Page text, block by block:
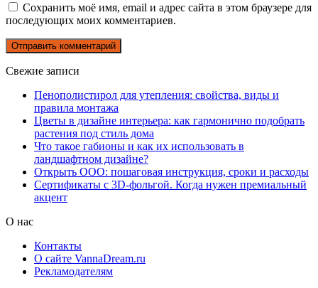
Сохранить моё имя, email и адрес сайта в этом браузере для
последующих моих комментариев.
Свежие записи
Пенополистирол для утепления: свойства, виды и
правила монтажа
Цветы в дизайне интерьера: как гармонично подобрать
растения под стиль дома
Что такое габионы и как их использовать в
ландшафтном дизайне?
Открыть ООО: пошаговая инструкция, сроки и расходы
Сертификаты с 3D-фольгой. Когда нужен премиальный
акцент
О нас
Контакты
О сайте VannaDream.ru
Рекламодателям